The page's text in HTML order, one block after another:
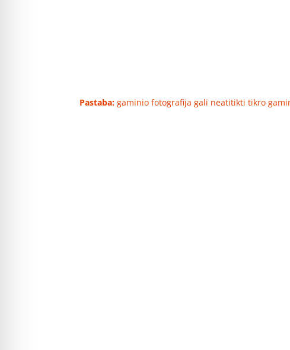
Pastaba: gaminio fotografija gali neatitikti tikro